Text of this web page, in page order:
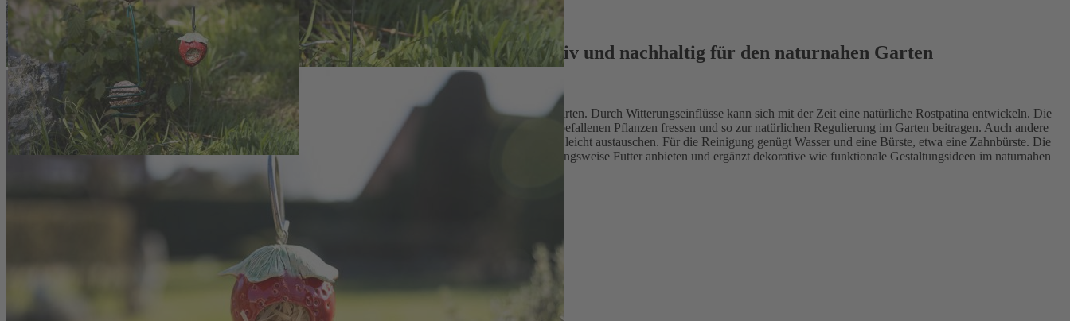
Keramik Erdbeere für Ohrwürmer & Insekten – Praktisch, dekorativ und nachhaltig für den naturnahen Garten
Der beiliegende Metallstab wird vor Ort vom Schlosser gefertigt und ermöglicht eine flexible Platzierung im Garten. Durch Witterungseinflüsse kann sich mit der Zeit eine natürliche Rostpatina entwickeln. Die
Holzwolle im Inneren bietet vor allem Ohrwürmern einen geschützten Rückzugsort, die nachts Blattläuse von befallenen Pflanzen fressen und so zur natürlichen Regulierung im Garten beitragen. Auch andere
Insekten nutzen den Unterschlupf als Behausung. Die Füllung hält etwa zwei Jahre und lässt sich anschließend leicht austauschen. Für die Reinigung genügt Wasser und eine Bürste, etwa eine Zahnbürste. Die
handgetöpferte Erdbeere kann zudem als kleiner Unterschlupf für Insekten dienen oder Vögeln Wasser beziehungsweise Futter anbieten und ergänzt dekorative wie funktionale Gestaltungsideen im naturnahen
Maße Erdbeere ca. 6,5 x 5,5 cm, Stablänge ca. 30 cm
Frostfeste Keramik, von Hand getöpfert, jede Erdbeere ein Unikat
Gefüllt mit Holzwolle als Unterschlupf vor allem für Ohrwürmer
Holzwolle-Füllung etwa alle 2 Jahre austauschen, Reinigung mit Wasser und Bürste